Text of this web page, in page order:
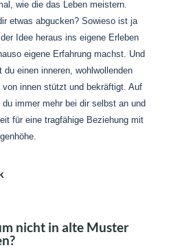
wie die das Leben meistern.
etwas abgucken? Sowieso ist ja
Idee heraus ins eigene Erleben
eigene Erfahrung machst. Und
einen inneren, wohlwollenden
von innen stützt und bekräftigt. Auf
immer mehr bei dir selbst an und
für eine tragfähige Beziehung mit
nicht in alte Muster